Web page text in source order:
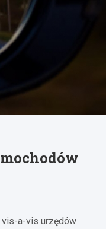
vis-a-vis urzędów